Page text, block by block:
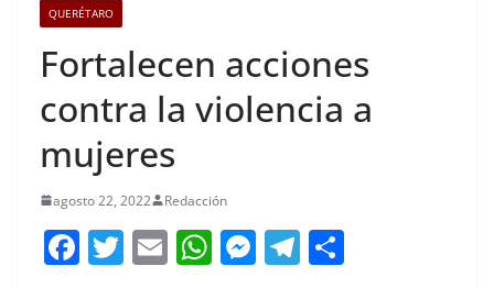
QUERÉTARO
Fortalecen acciones
contra la violencia a
mujeres
agosto 22, 2022 Redacción
F T E W M T